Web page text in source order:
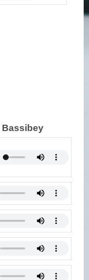
Bassibey